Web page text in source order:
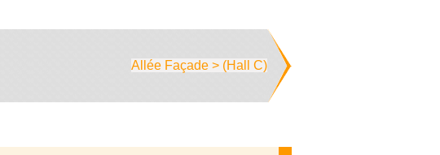
Allée Façade > (Hall C)